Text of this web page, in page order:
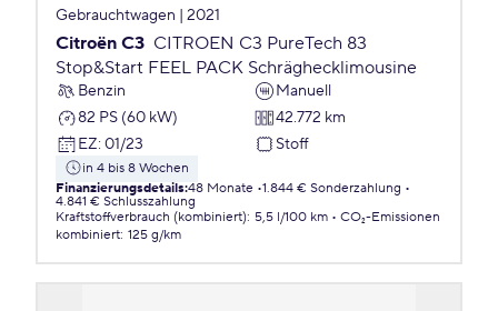
Gebrauchtwagen | 2021
Citroën C3 CITROEN C3 PureTech 83
Stop&Start FEEL PACK Schräghecklimousine
Benzin
Manuell
82 PS (60 kW)
42.772 km
EZ: 01/23 Stoff
in 4 bis 8 Wochen
Finanzierungsdetails:48 Monate 1.844 € Sonderzahlung
4.841 € Schlusszahlung
Kraftstoffverbrauch (kombiniert): 5,5 l/100 km
CO₂-Emissionen
kombiniert: 125 g/km